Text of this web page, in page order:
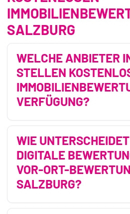
SALZBURG
WELCHE ANBIETER
STELLEN
VERFÜGUNG?
WIE
DIGITALE
VOR-ORT-
SALZBURG?